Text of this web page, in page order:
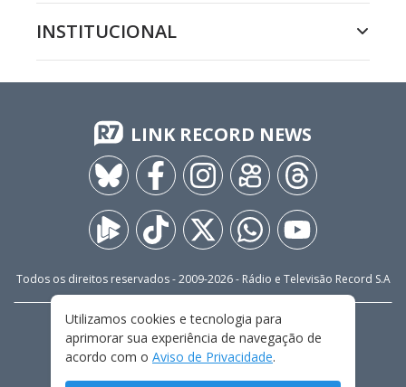
INSTITUCIONAL
LINK RECORD NEWS
Todos os direitos reservados - 2009-2026- Rádio e Televisão Record S.A
FALE CONOSCO
PRIVACIDADE
TERMOS E CONDIÇÕES DE USO
Utilizamos cookies e tecnologia para
aprimorar sua experiência de navegação de
acordo com o Aviso de Privacidade.